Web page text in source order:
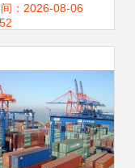
重塑仓储物流
：2026-08-06